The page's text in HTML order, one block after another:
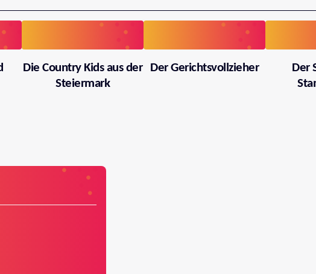
Die Country Kids aus der
Steiermark
Der Gerichtsvollzieher
Der